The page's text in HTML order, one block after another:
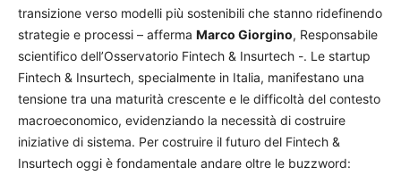
transizione verso modelli più sostenibili che stanno ridefinendo
strategie e processi – afferma Marco Giorgino, Responsabile
scientifico dell’Osservatorio Fintech & Insurtech -. Le startup
Fintech & Insurtech, specialmente in Italia, manifestano una
tensione tra una maturità crescente e le difficoltà del contesto
macroeconomico, evidenziando la necessità di costruire
iniziative di sistema. Per costruire il futuro del Fintech &
Insurtech oggi è fondamentale andare oltre le buzzword: